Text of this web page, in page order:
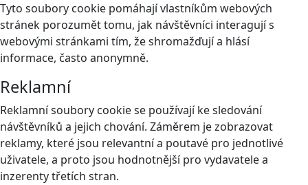
Tyto soubory cookie pomáhají vlastníkům webových
stránek porozumět tomu, jak návštěvníci interagují s
webovými stránkami tím, že shromažďují a hlásí
informace, často anonymně.
Reklamní
Reklamní soubory cookie se používají ke sledování
návštěvníků a jejich chování. Záměrem je zobrazovat
reklamy, které jsou relevantní a poutavé pro jednotlivé
uživatele, a proto jsou hodnotnější pro vydavatele a
inzerenty třetích stran.